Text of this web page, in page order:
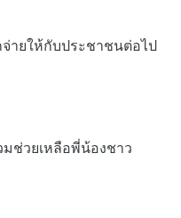
ายให้กับประชาชนต่อไป
ช่วยเหลือพี่น้องชาว